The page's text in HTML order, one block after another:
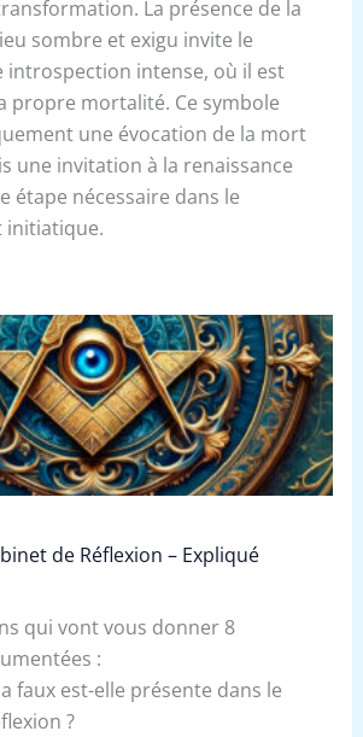
La présence de la
sombre et exigu invite le
introspection intense, où il est
propre mortalité. Ce symbole
une évocation de la mort
une invitation à la renaissance
étape nécessaire dans le
initiatique.
de Réflexion – Expliqué
qui vont vous donner 8
:
faux est-elle présente dans le
?